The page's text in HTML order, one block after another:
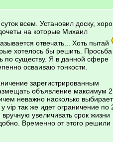
всем. Установил доску,
на которые Михаил
отвечать... Хоть пытай
хотелось бы решить.
по существу. Я в данной сфере
осваиваю тонкости.
зарегистрированным
объявление максимум 2
неважно насколько выбирает
vip так же идет ограничение по
увеличивать срок жизни
Временно от этого решили